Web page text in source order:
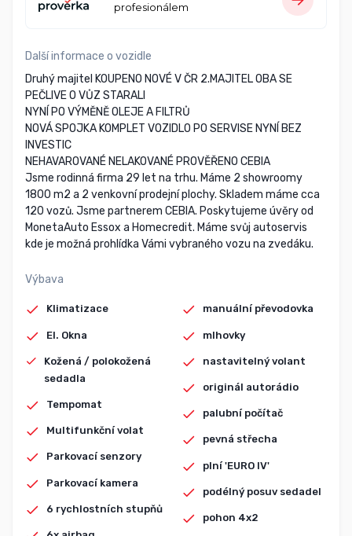
profesionálem
Další informace o vozidle
Druhý majitel KOUPENO NOVÉ V ČR 2.MAJITEL OBA SE
PEČLIVE O VŮZ STARALI
NYNÍ PO VÝMĚNĚ OLEJE A FILTRŮ
NOVÁ SPOJKA KOMPLET VOZIDLO PO SERVISE NYNÍ BEZ
INVESTIC
NEHAVAROVANÉ NELAKOVANÉ PROVĚŘENO CEBIA
Jsme rodinná firma 29 let na trhu. Máme 2 showroomy
1800 m2 a 2 venkovní prodejní plochy. Skladem máme cca
120 vozů. Jsme partnerem CEBIA. Poskytujeme úvěry od
MonetaAuto Essox a Homecredit. Máme svůj autoservis
kde je možná prohlídka Vámi vybraného vozu na zvedáku.
Výbava
Klimatizace
El. Okna
Kožená / polokožená
sedadla
Tempomat
Multifunkční volat
Parkovací senzory
Parkovací kamera
6 rychlostních stupňů
manuální převodovka
mlhovky
nastavitelný volant
originál autorádio
palubní počítač
pevná střecha
plní 'EURO IV'
podélný posuv sedadel
pohon 4x2